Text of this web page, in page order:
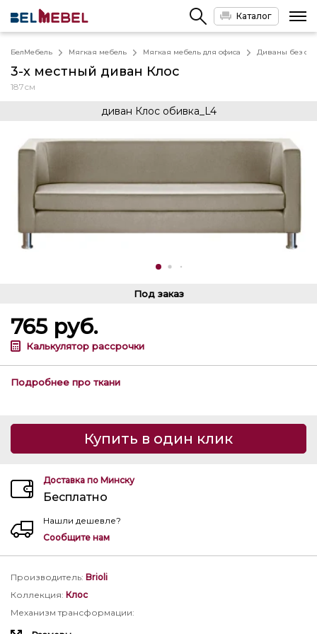
Каталог
БелМебель Мягкая мебель Мягкая мебель для офиса Диваны без
3-х местный диван Клос
187см
диван Клос обивка_L4
Под заказ
765 руб.
Калькулятор рассрочки
Подробнее про ткани
Купить в один клик
Доставка по Минску
Бесплатно
Нашли дешевле?
Сообщите нам
Производитель: Brioli
Коллекция: Клос
Механизм трансформации: